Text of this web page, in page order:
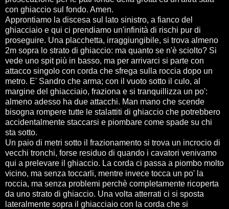
con ghiaccio sul fondo. Amen.
Approntiamo la discesa sul lato sinistro, a fianco del
ghiacciaio e qui ci prendiamo un'infinità di rischi pur di
proseguire. Una placchetta, irraggiungibile, si trova almeno
2m sopra lo strato di ghiaccio: ma quanto se n'è sciolto? Si
vede uno spit più in basso, ma per arrivarci si parte con
attacco singolo con corda che sfrega sulla roccia dopo un
metro. E' Sandro che arma; con il vuoto sotto il culo, al
margine del ghiacciaio, fraziona e si tranquillizza un po':
almeno adesso ha due attacchi. Man mano che scende
bisogna rompere tutte le stalattiti di ghiaccio che potrebbero
accidentalmente staccarsi e piombare come spade su chi
sta sotto.
Un paio di metri sotto il frazionamento si trova un incrocio di
vecchi tronchi, forse residuo di quando i cavatori venivamo
qui a prelevare il ghiaccio. La corda ci passa a piombo molto
vicino, ma senza toccarli, mentre invece tocca un po' la
roccia, ma senza problemi perchè completamente ricoperta
da uno strato di ghiaccio. Una volta atterrati ci si sposta
lateralmente sopra il ghiacciaio con la corda che si